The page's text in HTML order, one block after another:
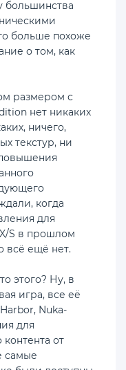
большинства
больше похоже
о том, как
размером с
нет никаких
ничего,
текстур, ни
когда
для
S в прошлом
всё ещё нет.
этого? Ну, в
игра, все её
Nuka-
для
от
самые